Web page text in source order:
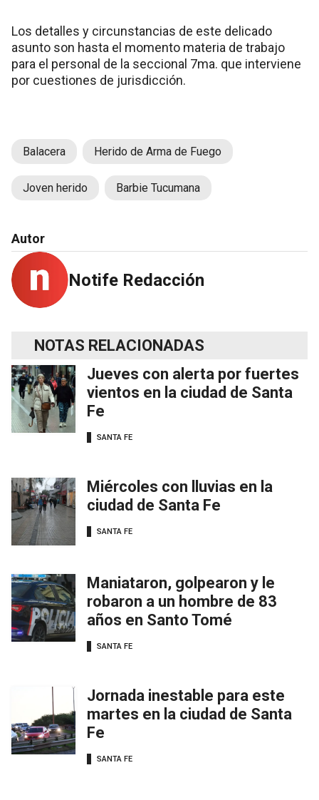
Los detalles y circunstancias de este delicado
asunto son hasta el momento materia de trabajo
para el personal de la seccional 7ma. que interviene
por cuestiones de jurisdicción.
Balacera Herido de Arma de Fuego
Joven herido Barbie Tucumana
Autor
Notife Redacción
NOTAS RELACIONADAS
Jueves con alerta por fuertes
vientos en la ciudad de Santa
Fe
SANTA FE
Miércoles con lluvias en la
ciudad de Santa Fe
SANTA FE
Maniataron, golpearon y le
robaron a un hombre de 83
años en Santo Tomé
SANTA FE
Jornada inestable para este
martes en la ciudad de Santa
Fe
SANTA FE